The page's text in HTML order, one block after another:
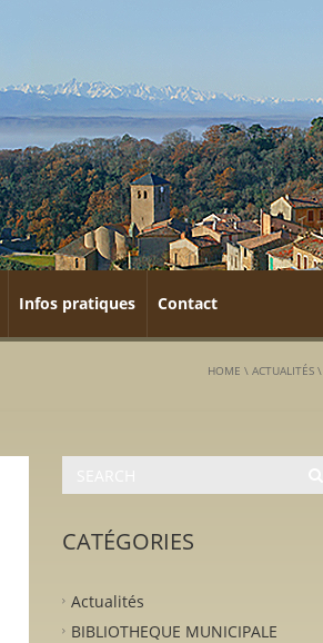
Infos pratiques Contact
HOME \ ACTUALITÉS\
CATÉGORIES
Actualités
BIBLIOTHEQUE MUNICIPALE